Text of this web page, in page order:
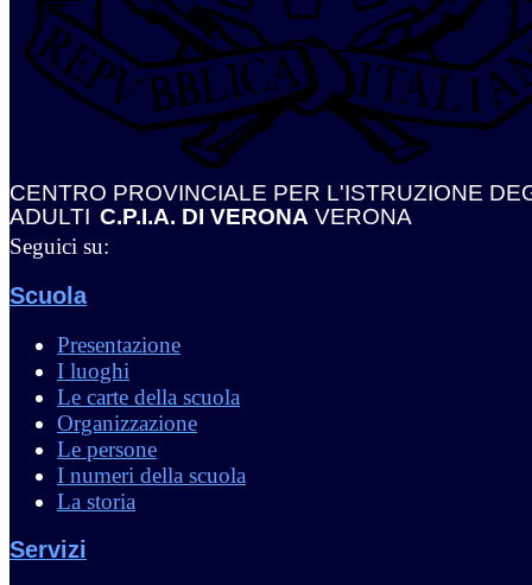
CENTRO PROVINCIALE PER L'ISTRUZIONE
ADULTI C.P.I.A. DI VERONA VERONA
Seguici su:
Scuola
Presentazione
I luoghi
Le carte della scuola
Organizzazione
Le persone
I numeri della scuola
La storia
Servizi